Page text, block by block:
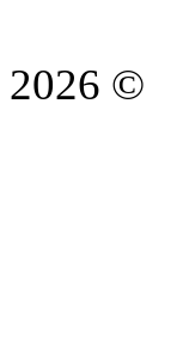
2026 ©